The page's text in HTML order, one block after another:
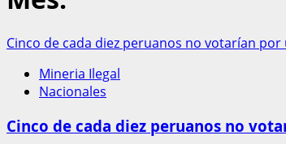
Cinco de cada diez peruanos no votarían
Mineria Ilegal
Nacionales
Cinco de cada diez peruanos no